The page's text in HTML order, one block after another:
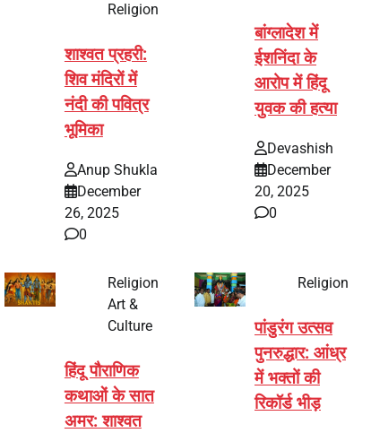
Religion
शाश्वत प्रहरी:
शिव मंदिरों में
नंदी की पवित्र
भूमिका
Anup Shukla
December
26, 2025
0
बांग्लादेश में
ईशनिंदा के
आरोप में हिंदू
युवक की हत्या
Devashish
December
20, 2025
0
Religion
Art &
Culture
हिंदू पौराणिक
कथाओं के सात
अमर: शाश्वत
Religion
पांडुरंग उत्सव
पुनरुद्धार: आंध्र
में भक्तों की
रिकॉर्ड भीड़